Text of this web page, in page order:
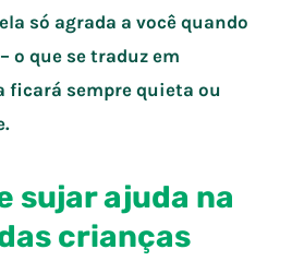
só agrada a você quando
o que se traduz em
ficará sempre quieta ou
sujar ajuda na
crianças